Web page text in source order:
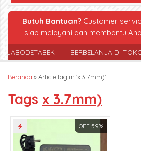
Butuh Bantuan? Customer
siap melayani dan membantu
JABODETABEK BERBELANJA DI
Beranda »Article tag in 'x 3.7mm)'
Tags x 3.7mm)
OFF 59%